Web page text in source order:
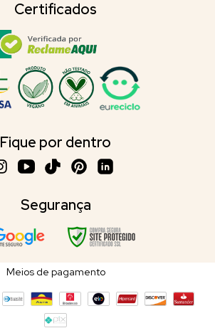
Certificados
Fique por dentro
Segurança
Meios de pagamento